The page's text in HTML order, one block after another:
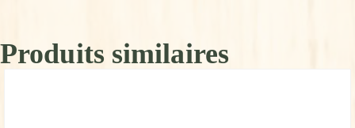
Produits similaires